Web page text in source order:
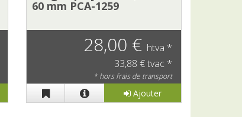
60 mm PCA-1259
28,00 € htva *
33,88 € tvac *
* hors frais de transport
Ajouter